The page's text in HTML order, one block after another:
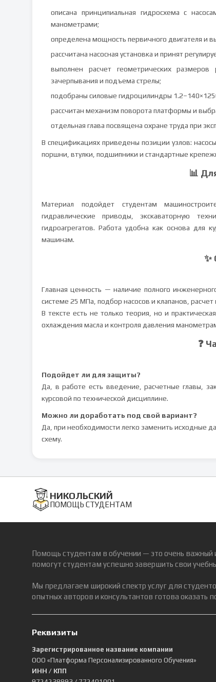
описана принципиальная гидросхема с
манометрами;
определена мощность первичного двигателя и
рассчитана насосная установка и принят
выполнен расчет геометрических размеров
зачерпывания и подъема стрелы;
подобраны силовые гидроцилиндры
рассчитан механизм поворота платформы и
отдельная глава посвящена охране труда при
В спецификациях приведены позиции узлов:
поршни, втулки, подшипники и стандартные
📊
Материал подойдет студентам
гидравлические приводы, экскаваторную
гидроагрегатов. Работа удобна как основа для
машинам.
✨
Главная ценность — наличие полного
системе 25 МПа, подбор насосов и клапанов,
В тексте есть не только теория, но и
охлаждения масла и контроля давления
❓
Подойдет ли для защиты?
Да, в работе есть введение, расчетные главы,
курсовой по технической дисциплине.
Можно ли доработать под свой вариант?
Да, при необходимости легко заменить исходные
схему.
НИКОЛЬСКИЙ
ПОМОЩЬ СТУДЕНТАМ
Помощь студентам в обучении — это очень важный
помогут студентам успешно завершить свои
Мы предлагаем широкий спектр услуг для
опытных авторов и консультантов готова оказать
Реквизиты
Зарегистрированное название компании
ООО «Платформа Персонализированного Обучения»
ИНН / КПП